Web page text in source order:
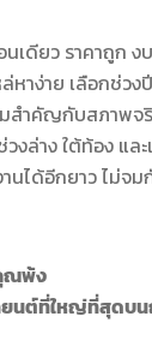
เดียว ราคาถูก
หาง่าย เลือกช่วง
สำคัญกับสภาพจ
งล่าง ใต้ท้อง แล
นได้อีกยาว ไม่จ
ณพ้ง
ยนต์ที่ใหญ่ที่สุดบ